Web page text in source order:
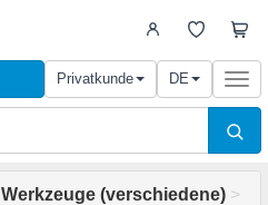
Privatkunde DE
Werkzeuge (verschiedene) >